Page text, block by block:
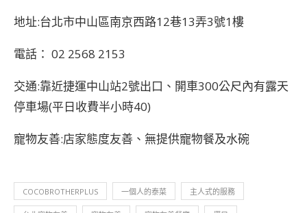
地址:台北市中山區南京西路12巷13弄3號1樓
電話 ： 02 2568 2153
交通:靠近捷運中山站2號出口、開車300公尺內有露天
停車場(平日收費半小時40)
寵物友善:店家態度友善、無提供寵物餐及水碗
COCOBROTHERPLUS 一個人的泰菜 主人式的服務